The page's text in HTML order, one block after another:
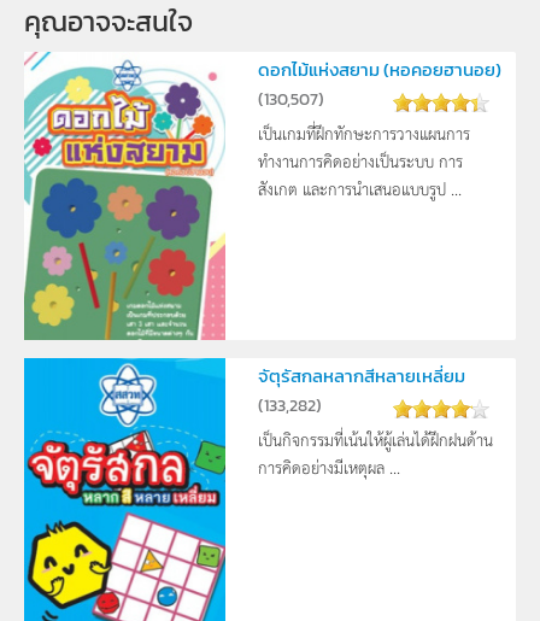
คุณอาจจะสนใจ
ดอกไม้แห่งสยาม (หอคอยฮานอย)
(130,507)
เป็นเกมที่ฝึกทักษะการวางแผนการ
ทำงานการคิดอย่างเป็นระบบ การ
สังเกต และการนำเสนอแบบรูป ...
จัตุรัสกลหลากสีหลายเหลี่ยม
(133,282)
เป็นกิจกรรมที่เน้นให้ผู้เล่นได้ฝึกฝนด้าน
การคิดอย่างมีเหตุผล ...